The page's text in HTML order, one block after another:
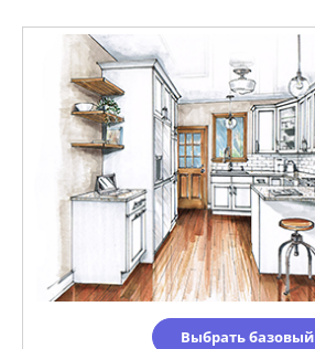
Выбрать базовый